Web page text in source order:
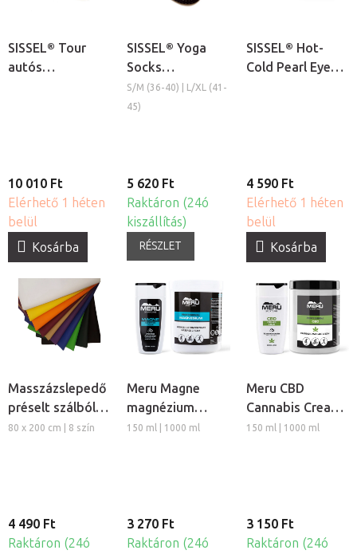
SISSEL® Tour
autós
10 010 Ft
Elérhető 1 héten
belül
Kosárba
SISSEL® Yoga
Socks
csúszásmentes
zokni
S/M (36-40) | L/XL (41-
45)
5 620 Ft
Raktáron (24ó
kiszállítás)
RÉSZLET
SISSEL® Hot-
Cold Pearl Eye
4 590 Ft
Elérhető 1 héten
belül
Kosárba
Masszázslepedő
préselt szálból,
5db
80 x 200 cm | 8 szín
4 490 Ft
Raktáron (24ó
Meru Magne
magnézium
masszázs krém
150 ml | 1000 ml
3 270 Ft
Raktáron (24ó
Meru CBD
Cannabis Cream
regeneráló
150 ml | 1000 ml
3 150 Ft
Raktáron (24ó